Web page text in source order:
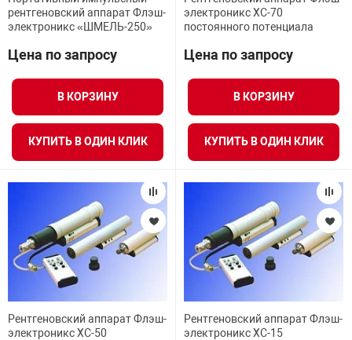
техника
автомобили
информации
техника
средства охраны
ключи
рентгеновский аппарат Флэш-
электроникс «ШМЕЛЬ-250»
Цена по запросу
В КОРЗИНУ
КУПИТЬ В ОДИН КЛИК
электроникс ХС-70
постоянного потенциала
Цена по запросу
В КОРЗИНУ
КУПИТЬ В ОДИН КЛИК
Рентгеновский аппарат Флэш-
электроникс ХС-50
Рентгеновский аппарат Флэш-
электроникс ХС-15